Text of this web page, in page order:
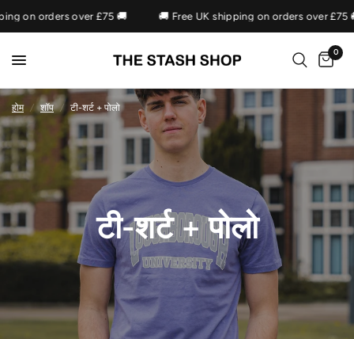
on orders over £75 🚚 🚚 Free UK shipping on orders over £75 🚚
0
होम / शॉप / टी-शर्ट + पोलो
टी-शर्ट + पोलो